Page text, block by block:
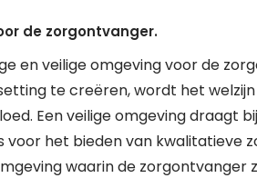
de zorgontvanger.
en veilige omgeving voor de
te creëren, wordt het
Een veilige omgeving draagt
het bieden van kwalitatieve
waarin de zorgontvanger